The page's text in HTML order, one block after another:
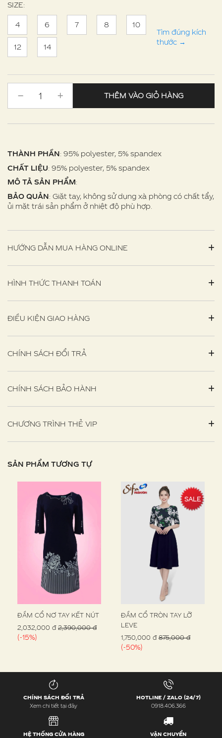
SIZE:
4 6 7 8 10
12 14
Tìm đúng kích
thước →
THÊM VÀO GIỎ HÀNG
THÀNH PHẦN: 95% polyester, 5% spandex
CHẤT LIỆU: 95% polyester, 5% spandex
MÔ TẢ SẢN PHẨM:
BẢO QUẢN: Giặt tay, không sử dụng xà phòng có chất tẩy,
ủi mặt trái sản phẩm ở nhiệt độ phù hợp.
HƯỚNG DẪN MUA HÀNG ONLINE
HÌNH THỨC THANH TOÁN
ĐIỀU KIỆN GIAO HÀNG
CHÍNH SÁCH ĐỔI TRẢ
CHÍNH SÁCH BẢO HÀNH
CHƯƠNG TRÌNH THẺ VIP
SẢN PHẨM TƯƠNG TỰ
ĐẦM CỔ NƠ TAY KẾT NÚT
2,032,000 đ 2,390,000 đ
(-15%)
SALE
ĐẦM CỔ TRÒN TAY LỠ
LEVE
1,750,000 đ 875,000 đ
(-50%)
CHÍNH SÁCH ĐỔI TRẢ
Xem chi tiết tại đây
HOTLINE / ZALO (24/7)
0918.406.366
HỆ THỐNG CỬA HÀNG
VẬN CHUYỂN